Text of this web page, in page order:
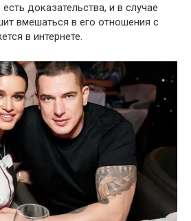
доказательства, и в случае
вмешаться в его отношения с
в интернете.